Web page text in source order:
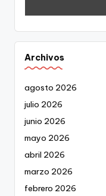
Archivos
agosto 2026
julio 2026
junio 2026
mayo 2026
abril 2026
marzo 2026
febrero 2026